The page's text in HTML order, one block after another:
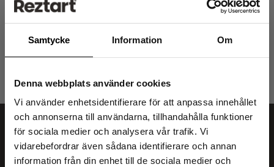
Samtycke Information Om
Denna webbplats använder cookies
Vi använder enhetsidentifierare för att anpassa innehållet
och annonserna till användarna, tillhandahålla funktioner
för sociala medier och analysera vår trafik. Vi
vidarebefordrar även sådana identifierare och annan
information från din enhet till de sociala medier och
REGISTREERU